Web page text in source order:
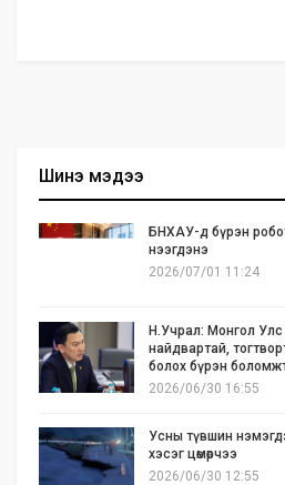
Шинэ мэдээ
БНХАУ-д бүрэн
нээгдэнэ
2026/07/01 11:24
Н.Учрал: Монгол
найдвартай,
болох бүрэн
2026/06/30 16:55
Усны түвшин
хэсэг цөмөрчээ
2026/06/30 12:55